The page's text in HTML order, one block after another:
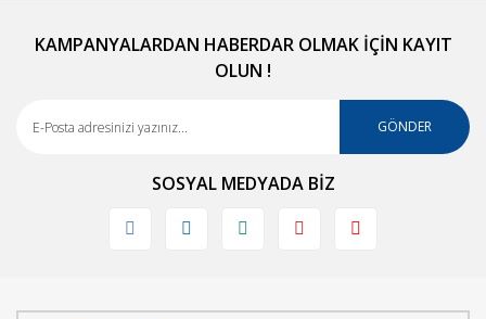
KAMPANYALARDAN HABERDAR OLMAK İÇİN KAYIT
OLUN !
GÖNDER
SOSYAL MEDYADA BİZ